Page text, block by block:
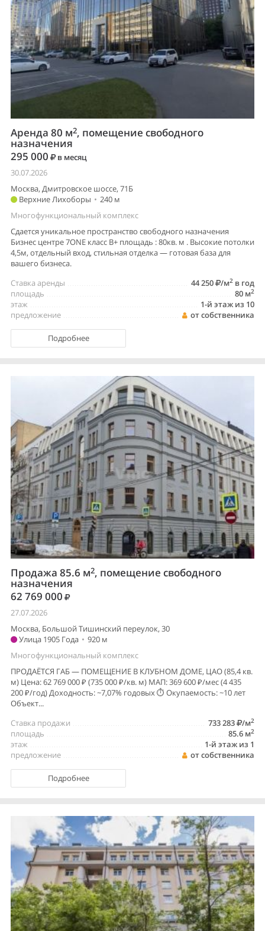
Аренда 80 м2, помещение свободного
назначения
295 000
в месяц
30.07.2026
Москва, Дмитровское шоссе, 71Б
Верхние Лихоборы • 240 м
Многофункциональный комплекс
Сдается уникальное пространство свободного назначения
Бизнес центре 7ONE класс В+ площадь : 80кв. м . Высокие потолки
4,5м, отдельный вход, стильная отделка — готовая база для
вашего бизнеса.
44 250
/м2 в год
Ставка аренды
80 м2
площадь
1-й этаж из 10
этаж
от собственника
предложение
Подробнее
Продажа 85.6 м2, помещение свободного
назначения
62 769 000
27.07.2026
Москва, Большой Тишинский переулок, 30
Улица 1905 Года • 920 м
Многофункциональный комплекс
ПРОДАЁТСЯ ГАБ — ПОМЕЩЕНИЕ В КЛУБНОМ ДОМЕ, ЦАО (85,4 кв.
м) Цена: 62 769 000 ₽ (735 000 ₽/кв. м) МАП: 369 600 ₽/мес (4 435
200 ₽/год) Доходность: ~7,07% годовых ⏱️ Окупаемость: ~10 лет
Объект...
733 283
/м2
Ставка продажи
85.6 м2
площадь
1-й этаж из 1
этаж
от собственника
предложение
Подробнее